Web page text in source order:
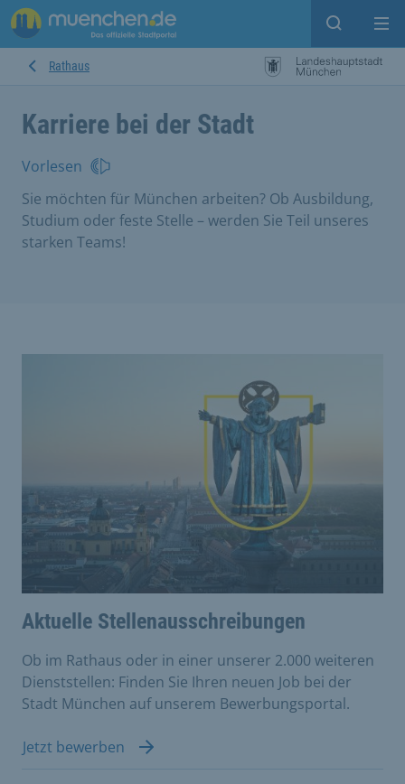
Suche
Rathaus
Karriere bei der Stadt
Vorlesen
Sie möchten für München arbeiten? Ob Ausbildung,
Studium oder feste Stelle – werden Sie Teil unseres
starken Teams!
Aktuelle Stellenausschreibungen
Ob im Rathaus oder in einer unserer 2.000 weiteren
Dienststellen: Finden Sie Ihren neuen Job bei der
Stadt München auf unserem Bewerbungsportal.
Jetzt bewerben